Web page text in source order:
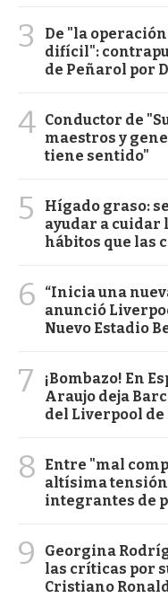
3
De "la
difícil":
de Peñarol por
4 Conductor de
maestros y
tiene sentido"
5
Hígado graso:
ayudar a cuidar
hábitos que las
6
“Inicia una
anunció
Nuevo Estadio
7
¡Bombazo! En
Araujo deja
del Liverpool
8
Entre "mal
altísima
integrantes de
9
Georgina
las críticas por
Cristiano